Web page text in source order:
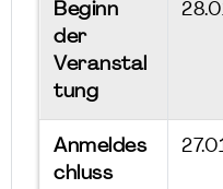
Beginn
der
Veranstal
tung
Anmeldes
chluss